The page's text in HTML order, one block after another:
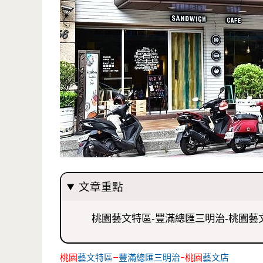
文章重點
桃園藝文特區-豐滿總匯三明治-桃園藝
桃園藝文特區–豐滿總匯三明治-桃園藝文店